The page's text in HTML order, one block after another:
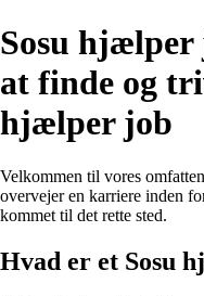
Sosu
at finde og
hjælper job
Velkommen til vores
overvejer en karriere inden
kommet til det rette sted.
Hvad er et Sosu